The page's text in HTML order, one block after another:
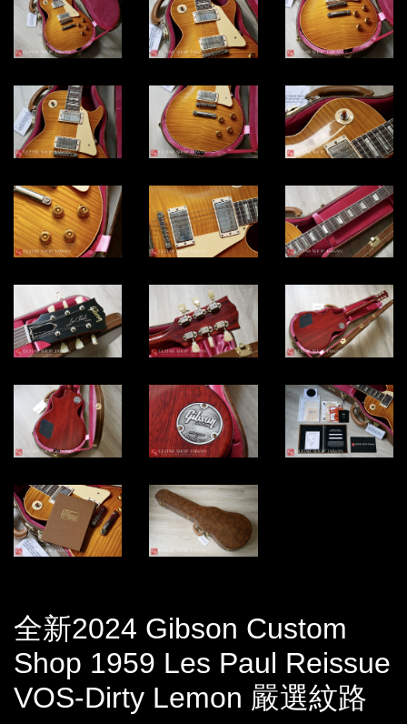
全新2024 Gibson Custom
Shop 1959 Les Paul Reissue
VOS-Dirty Lemon 嚴選紋路